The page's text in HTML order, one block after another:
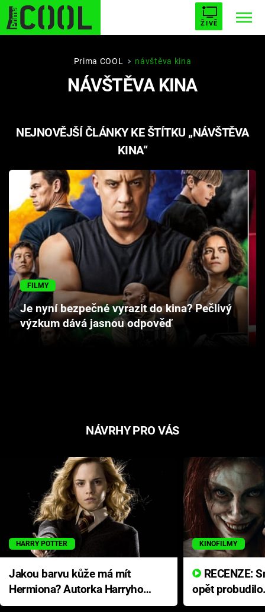
ŽIVĚ
STARHOUSE BUFFY, PŘEMOŽITELKA UPÍRŮ
PLNEJ KOTEL AVENGERS 5
Filmy
Seriály
Hry
Cool Esport
Pořady
TV Program
Prima COOL návštěva kina
NÁVŠTĚVA KINA
NEJNOVĚJŠÍ ČLÁNKY KE ŠTÍTKU „NÁVŠTĚVA
KINA“
FILMY
Je nyní bezpečné vyrazit do kina? Pečlivý
výzkum dává jasnou odpověď
NÁVRHY PRO VÁS
HARRY POTTER
Jakou barvu kůže má mít
Hermiona? Autorka Harryho
Pottera přišla s ráznou
KINOFILMY
opět
přichází s